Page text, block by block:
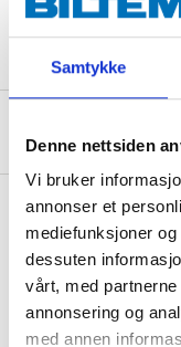
Samtykke
Denne nettsiden
Vi bruker
annonser et
mediefunksjoner
dessuten
vårt, med
annonsering og
med annen
Spenning